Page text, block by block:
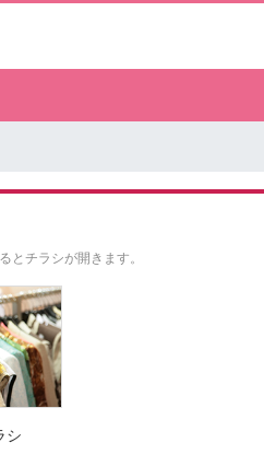
とチラシが開きます。
シ